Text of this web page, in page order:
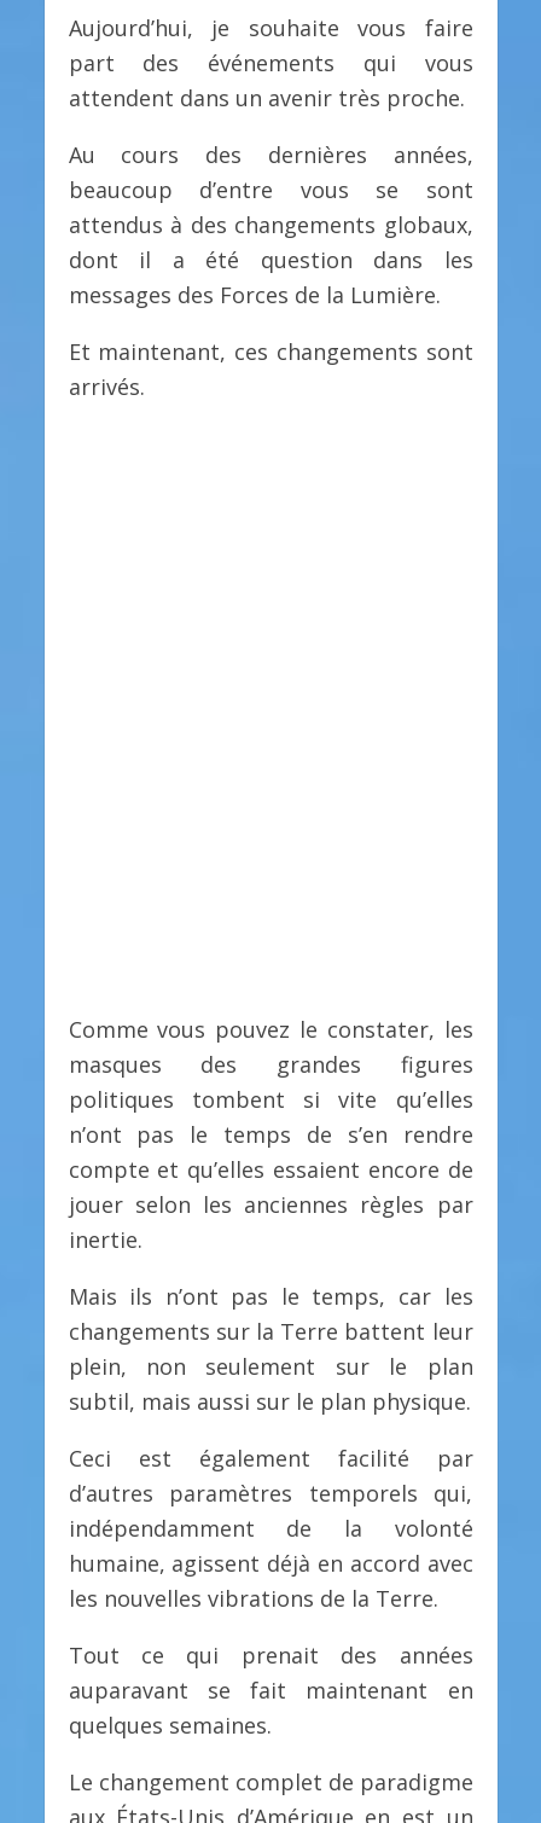
Aujourd’hui, je souhaite vous faire
part des événements qui vous
attendent dans un avenir très proche.
Au cours des dernières années,
beaucoup d’entre vous se sont
attendus à des changements globaux,
dont il a été question dans les
messages des Forces de la Lumière.
Et maintenant, ces changements sont
arrivés.
Comme vous pouvez le constater, les
masques des grandes figures
politiques tombent si vite qu’elles
n’ont pas le temps de s’en rendre
compte et qu’elles essaient encore de
jouer selon les anciennes règles par
inertie.
Mais ils n’ont pas le temps, car les
changements sur la Terre battent leur
plein, non seulement sur le plan
subtil, mais aussi sur le plan physique.
Ceci est également facilité par
d’autres paramètres temporels qui,
indépendamment de la volonté
humaine, agissent déjà en accord avec
les nouvelles vibrations de la Terre.
Tout ce qui prenait des années
auparavant se fait maintenant en
quelques semaines.
Le changement complet de paradigme
aux États-Unis d’Amérique en est un